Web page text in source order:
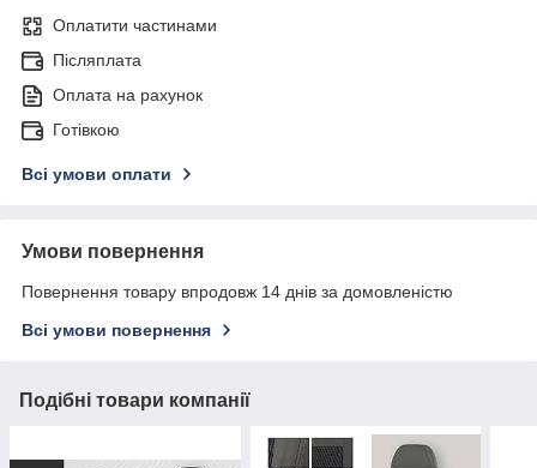
Оплатити частинами
Післяплата
Оплата на рахунок
Готівкою
Всі умови оплати
Умови повернення
Повернення товару впродовж 14 днів за домовленістю
Всі умови повернення
Подібні товари компанії